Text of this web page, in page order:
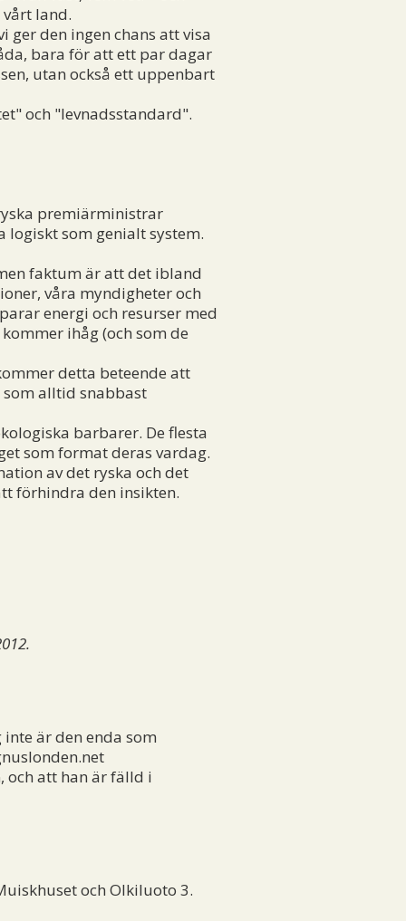
land.
den ingen chans att visa
bara för att ett par dagar
utan också ett uppenbart
och "levnadsstandard".
premiärministrar
logiskt som genialt system.
faktum är att det ibland
våra myndigheter och
energi och resurser med
ihåg (och som de
detta beteende att
som alltid snabbast
barbarer. De flesta
som format deras vardag.
av det ryska och det
förhindra den insikten.
är den enda som
och att han är fälld i
och Olkiluoto 3.